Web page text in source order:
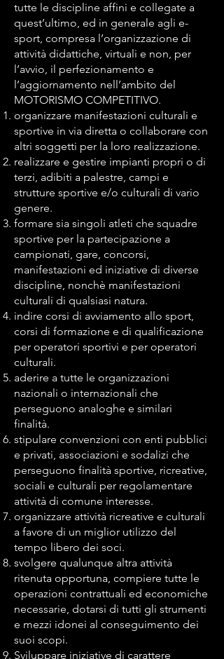
tutte le discipline affini e collegate a
quest’ultimo, ed in generale agli e-
sport, compresa l’organizzazione di
attività didattiche, virtuali e non, per
l’avvio, il perfezionamento e
l’aggiornamento nell’ambito del
MOTORISMO COMPETITIVO.
organizzare manifestazioni culturali e
sportive in via diretta o collaborare con
altri soggetti per la loro realizzazione.
realizzare e gestire impianti propri o di
terzi, adibiti a palestre, campi e
strutture sportive e/o culturali di vario
genere.
formare sia singoli atleti che squadre
sportive per la partecipazione a
campionati, gare, concorsi,
manifestazioni ed iniziative di diverse
discipline, nonchè manifestazioni
culturali di qualsiasi natura.
indire corsi di avviamento allo sport,
corsi di formazione e di qualificazione
per operatori sportivi e per operatori
culturali.
aderire a tutte le organizzazioni
nazionali o internazionali che
perseguono analoghe e similari
finalità.
stipulare convenzioni con enti pubblici
e privati, associazioni e sodalizi che
perseguono finalità sportive, ricreative,
sociali e culturali per regolamentare
attività di comune interesse.
organizzare attività ricreative e culturali
a favore di un miglior utilizzo del
tempo libero dei soci.
svolgere qualunque altra attività
ritenuta opportuna, compiere tutte le
operazioni contrattuali ed economiche
necessarie, dotarsi di tutti gli strumenti
e mezzi idonei al conseguimento dei
suoi scopi.
Sviluppare iniziative di carattere